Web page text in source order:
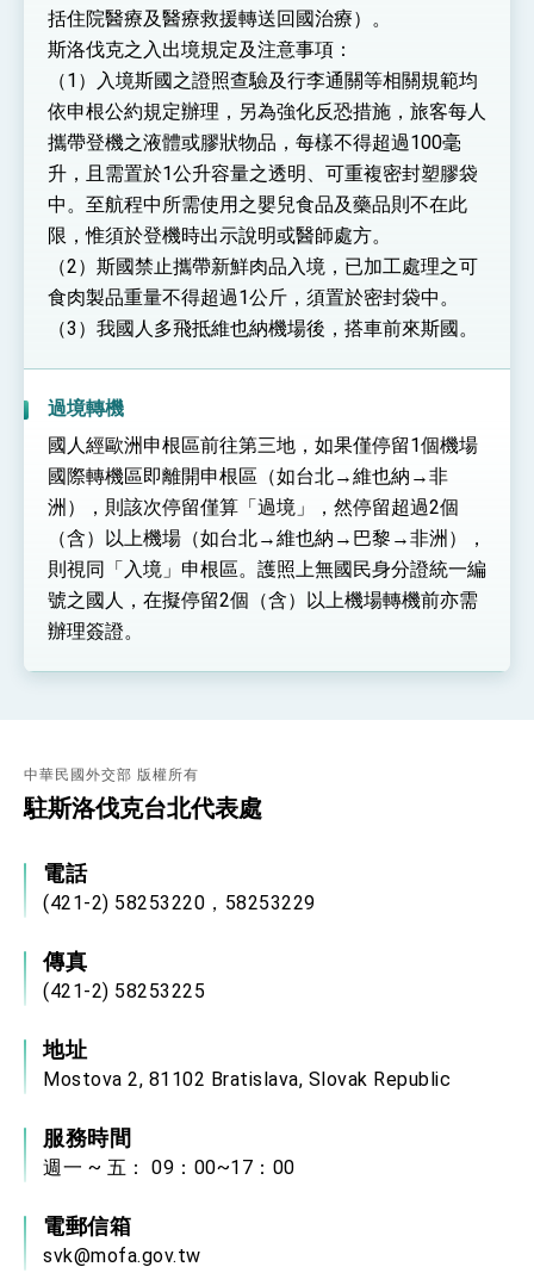
括住院醫療及醫療救援轉送回國治療）。
斯洛伐克之入出境規定及注意事項：
（1）入境斯國之證照查驗及行李通關等相關規範均
依申根公約規定辦理，另為強化反恐措施，旅客每人
攜帶登機之液體或膠狀物品，每樣不得超過100毫
升，且需置於1公升容量之透明、可重複密封塑膠袋
中。至航程中所需使用之嬰兒食品及藥品則不在此
限，惟須於登機時出示說明或醫師處方。
（2）斯國禁止攜帶新鮮肉品入境，已加工處理之可
食肉製品重量不得超過1公斤，須置於密封袋中。
（3）我國人多飛抵維也納機場後，搭車前來斯國。
過境轉機
國人經歐洲申根區前往第三地，如果僅停留1個機場
國際轉機區即離開申根區（如台北→維也納→非
洲），則該次停留僅算「過境」，然停留超過2個
（含）以上機場（如台北→維也納→巴黎→非洲），
則視同「入境」申根區。護照上無國民身分證統一編
號之國人，在擬停留2個（含）以上機場轉機前亦需
辦理簽證。
中華民國外交部 版權所有
駐斯洛伐克台北代表處
電話
(421-2) 58253220，58253229
傳真
(421-2) 58253225
地址
Mostova 2, 81102 Bratislava, Slovak Republic
服務時間
週一 ~ 五： 09：00~17：00
電郵信箱
svk@mofa.gov.tw